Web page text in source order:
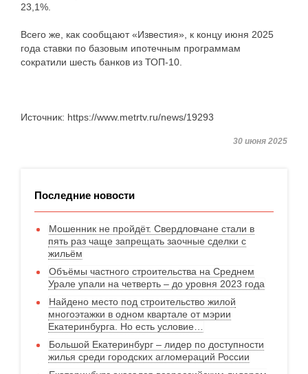
23,1%.
Всего же, как сообщают «Известия», к концу июня 2025
года ставки по базовым ипотечным программам
сократили шесть банков из ТОП-10.
Источник: https://www.metrtv.ru/news/19293
30 июня 2025
Последние новости
Мошенник не пройдёт. Свердловчане стали в
пять раз чаще запрещать заочные сделки с
жильём
Объёмы частного строительства на Среднем
Урале упали на четверть – до уровня 2023 года
Найдено место под строительство жилой
многоэтажки в одном квартале от мэрии
Екатеринбурга. Но есть условие…
Большой Екатеринбург – лидер по доступности
жилья среди городских агломераций России